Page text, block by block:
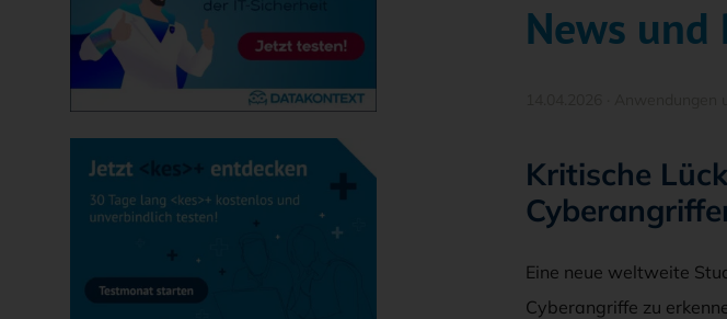
News und
Kritische
Eine neue weltweite
Cyberangriffe zu